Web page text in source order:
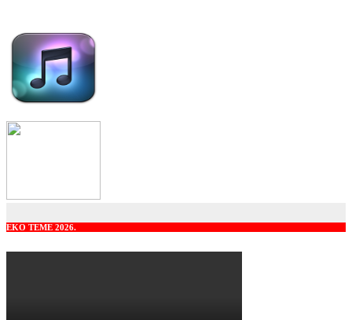
EKO TEME 2026.